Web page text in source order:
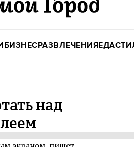
БИЗНЕСРАЗВЛЕЧЕНИЯЕДА
над